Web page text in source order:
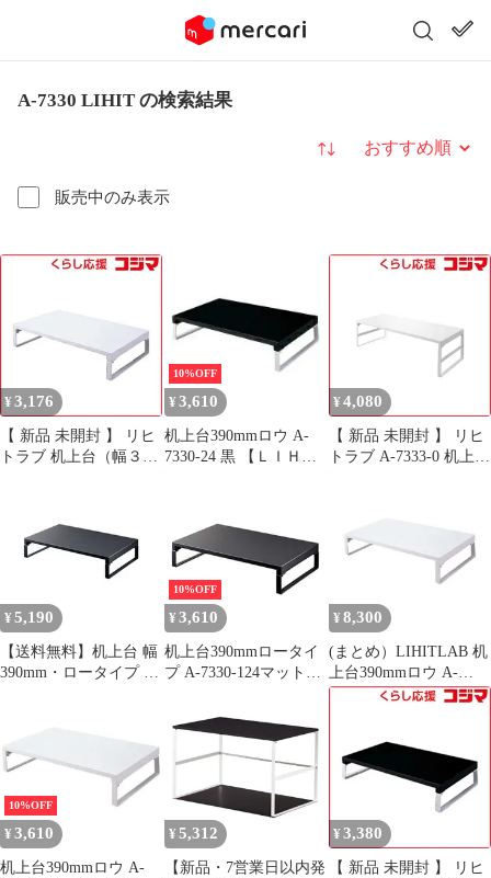
A-7330 LIHIT の検索結果
販売中のみ表示
並び替え
¥ 3,176
【 新品 未開封 】 リヒ
トラブ 机上台（幅３９
10%OFF
¥ 3,610
机上台390mmロウ A-
7330-24 黒 【ＬＩＨＩ
¥ 4,080
【 新品 未開封 】 リヒ
トラブ A-7333-0 机上台
¥ 5,190
【送料無料】机上台 幅
390mm・ロータイプ マ
10%OFF
¥ 3,610
机上台390mmロータイ
プ A-7330-124マットブ
ＩＨＩＴＬＡＢ】
¥ 8,300
(まとめ）LIHITLAB 机
上台390mmロウ A-
7330-0 白【×2セット】
10%OFF
¥ 3,610
机上台390mmロウ A-
¥ 5,312
【新品・7営業日以内発
¥ 3,380
【 新品 未開封 】 リヒ